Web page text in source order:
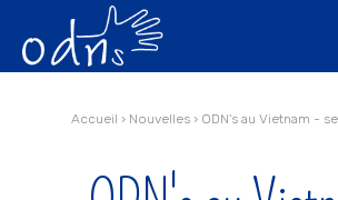
Accueil › Nouvelles › ODN's au Vietnam -